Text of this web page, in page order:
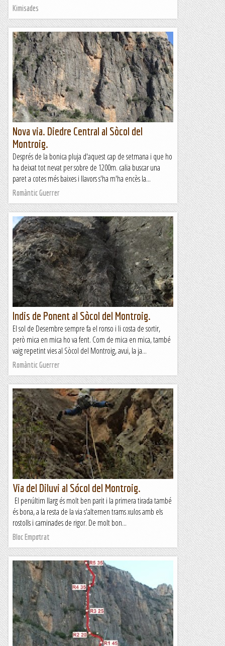
Kimisades
Nova via. Diedre Central al Sòcol del
Montroig.
Després de la bonica pluja d'aquest cap de setmana i que ho
ha deixat tot nevat per sobre de 1200m. calia buscar una
paret a cotes més baixes i llavors s'ha m'ha encès la...
Romàntic Guerrer
Indis de Ponent al Sòcol del Montroig.
El sol de Desembre sempre fa el ronso i li costa de sortir,
però mica en mica ho va fent. Com de mica en mica, també
vaig repetint vies al Sòcol del Montroig, avui, la ja...
Romàntic Guerrer
Via del Diluvi al Sócol del Montroig.
El penúltim llarg és molt ben parit i la primera tirada també
és bona, a la resta de la via s'alternen trams xulos amb els
rostolls i caminades de rigor. De molt bon...
Bloc Empotrat